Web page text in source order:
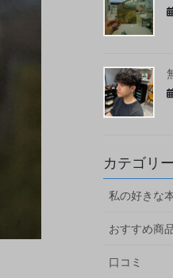
カテゴリー
私の好きな
おすすめ商
口コミ